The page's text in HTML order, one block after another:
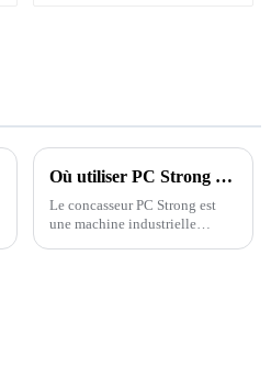
Où utiliser PC Strong Crusher ? Guide complet
Le concasseur PC Strong est
une machine industrielle